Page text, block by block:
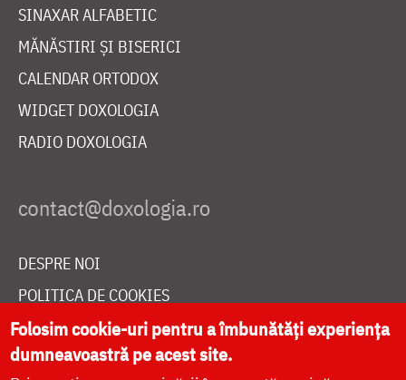
SINAXAR ALFABETIC
MĂNĂSTIRI ȘI BISERICI
CALENDAR ORTODOX
WIDGET DOXOLOGIA
RADIO DOXOLOGIA
DESPRE NOI
POLITICA DE COOKIES
DONEAZĂ ONLINE PENTRU CATEDRALA NAȚIONALĂ
Folosim cookie-uri pentru a îmbunătăți experiența
dumneavoastră pe acest site.